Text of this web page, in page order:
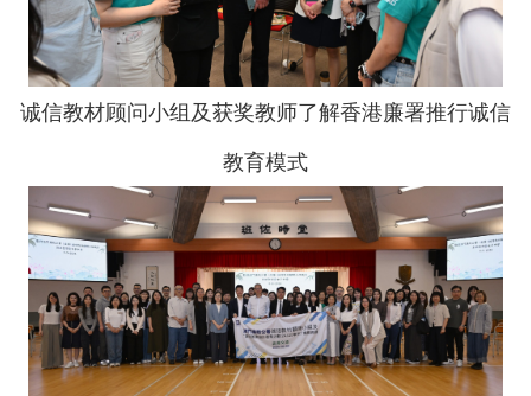
诚信教材顾问小组及获奖教师了解香港廉署推行诚信
教育模式